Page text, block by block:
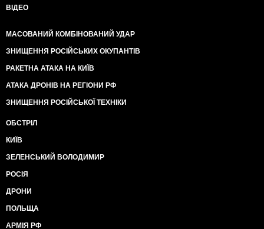
ВІДЕО
МАСОВАНИЙ КОМБІНОВАНИЙ УДАР
ЗНИЩЕННЯ РОСІЙСЬКИХ ОКУПАНТІВ
РАКЕТНА АТАКА НА КИЇВ
АТАКА ДРОНІВ НА РЕГІОНИ РФ
ЗНИЩЕННЯ РОСІЙСЬКОЇ ТЕХНІКИ
ОБСТРІЛ
КИЇВ
ЗЕЛЕНСЬКИЙ ВОЛОДИМИР
РОСІЯ
ДРОНИ
ПОЛЬЩА
АРМІЯ РФ